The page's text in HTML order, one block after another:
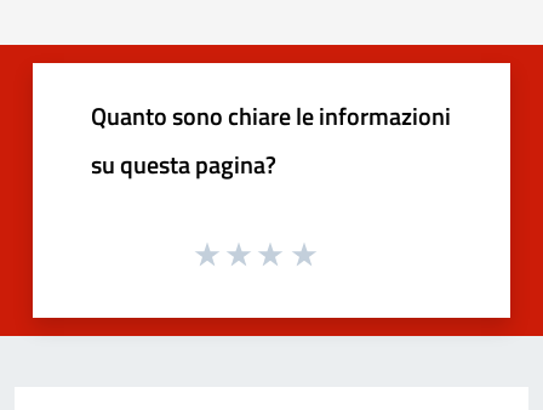
Quanto sono chiare le informazioni
su questa pagina?